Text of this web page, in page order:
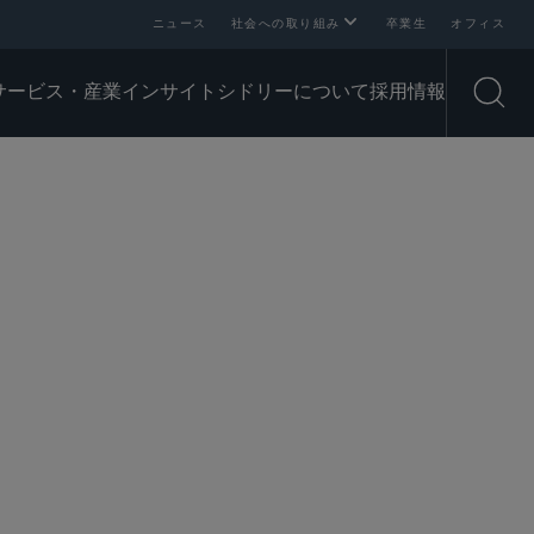
ニュース 社会への取り組み 卒業生 オフィス
ービス・産業インサイト シドリーについて採用情報